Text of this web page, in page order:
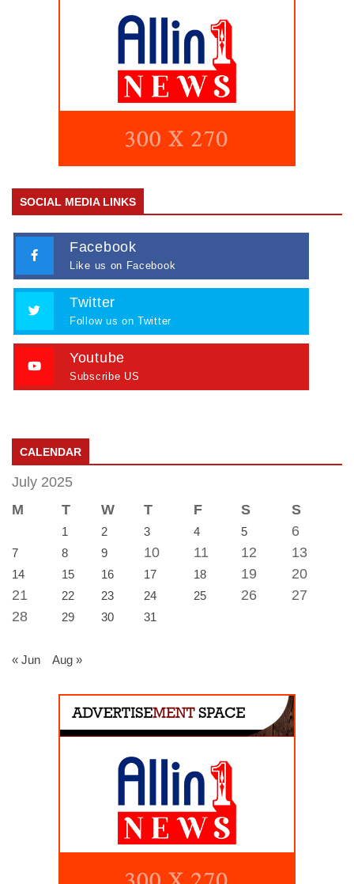
SOCIAL MEDIA LINKS
Facebook
Like us on Facebook
Twitter
Follow us on Twitter
Youtube
Subscribe US
CALENDAR
July 2025
M
T W T F S S
1 2 3 4 5 6
7 8 9 10 11 12 13
14 15 16 17 18 19
20
21
22 23 24 25 26
27
28
29 30 31
« Jun Aug »